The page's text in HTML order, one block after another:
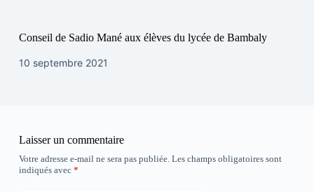
Conseil de Sadio Mané aux élèves du lycée de Bambaly
10 septembre 2021
Laisser un commentaire
Votre adresse e-mail ne sera pas publiée. Les champs obligatoires sont
indiqués avec *